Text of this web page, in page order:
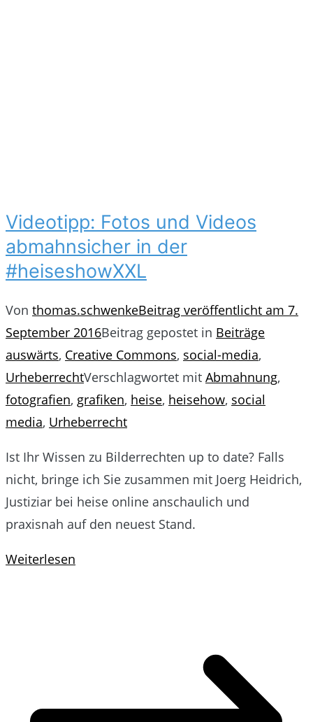
Videotipp: Fotos und Videos
abmahnsicher in der
#heiseshowXXL
Von thomas.schwenkeBeitrag veröffentlicht am 7.
September 2016Beitrag gepostet in Beiträge
auswärts, Creative Commons, social-media,
UrheberrechtVerschlagwortet mit Abmahnung,
fotografien, grafiken, heise, heisehow, social
media, Urheberrecht
Ist Ihr Wissen zu Bilderrechten up to date? Falls
nicht, bringe ich Sie zusammen mit Joerg Heidrich,
Justiziar bei heise online anschaulich und
praxisnah auf den neuest Stand.
Weiterlesen